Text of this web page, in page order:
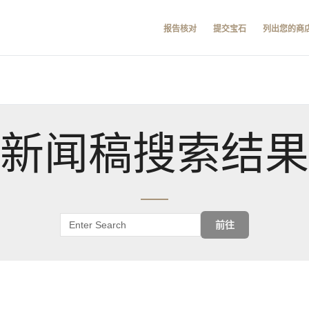
报告核对 提交宝石 列出您的商
新闻稿搜索结果
前往